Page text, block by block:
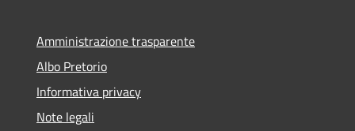
Amministrazione trasparente
Albo Pretorio
Informativa privacy
Note legali